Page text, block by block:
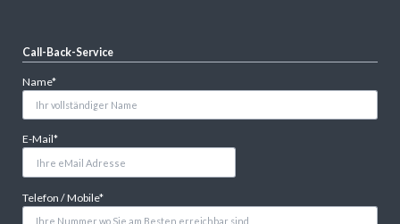
Call-Back-Service
Pflichtfeld
Name*
Pflichtfeld
E-Mail*
Pflichtfeld
Telefon / Mobile*